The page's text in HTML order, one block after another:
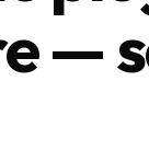
—